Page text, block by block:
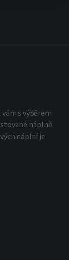
s výběrem
náplně
náplní je